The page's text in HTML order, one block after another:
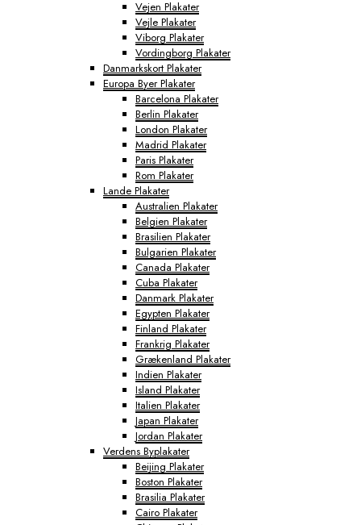
Vejen Plakater
Vejle Plakater
Viborg Plakater
Vordingborg Plakater
Danmarkskort Plakater
Europa Byer Plakater
Barcelona Plakater
Berlin Plakater
London Plakater
Madrid Plakater
Paris Plakater
Rom Plakater
Lande Plakater
Australien Plakater
Belgien Plakater
Brasilien Plakater
Bulgarien Plakater
Canada Plakater
Cuba Plakater
Danmark Plakater
Egypten Plakater
Finland Plakater
Frankrig Plakater
Grækenland Plakater
Indien Plakater
Island Plakater
Italien Plakater
Japan Plakater
Jordan Plakater
Verdens Byplakater
Beijing Plakater
Boston Plakater
Brasilia Plakater
Cairo Plakater